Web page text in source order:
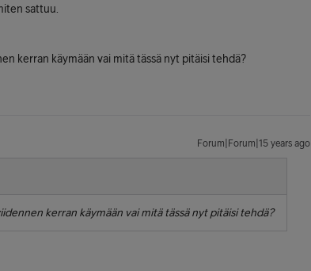
sattuu.
kerran käymään vai mitä tässä nyt pitäisi tehdä?
Forum|Forum|15 years ago
kerran käymään vai mitä tässä nyt pitäisi tehdä?